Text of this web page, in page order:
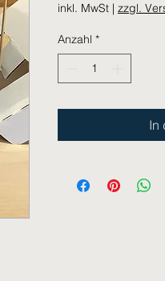
inkl. MwSt | zzgl.
Anzahl *
In